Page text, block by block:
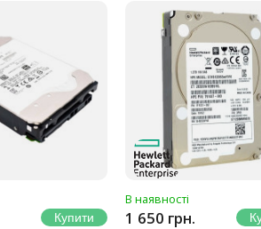
В наявності
1 650 грн.